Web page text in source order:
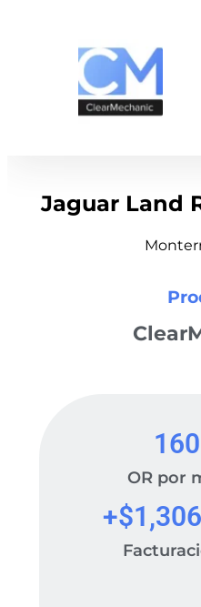
Jaguar Land
OR por
160
+$